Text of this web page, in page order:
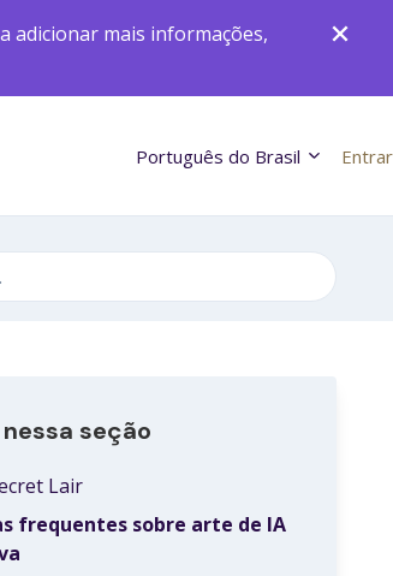
adicionar mais informações,
Português do Brasil Entrar
seção
Lair
frequentes sobre arte de IA